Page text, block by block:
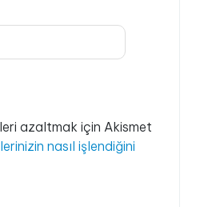
azaltmak için Akismet
nasıl işlendiğini